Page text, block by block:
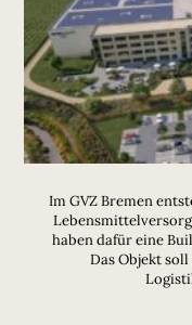
Im GVZ Bremen
haben dafür eine
Das Objekt